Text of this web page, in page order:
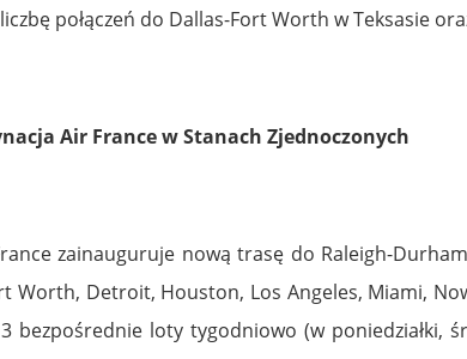
połączeń do Dallas-Fort Worth w Teksasie
Air France w Stanach Zjednoczonych
zainauguruje nową trasę do Raleigh-
Worth, Detroit, Houston, Los Angeles, Miami,
bezpośrednie loty tygodniowo (w